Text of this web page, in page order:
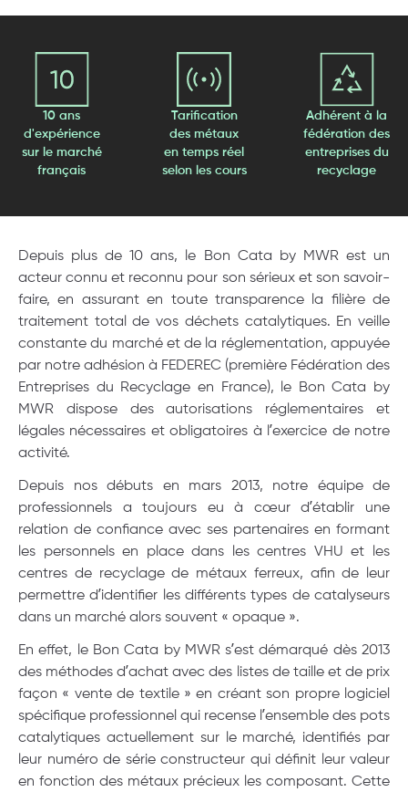
10 ans
d'expérience
sur le marché
français
Tarification
des métaux
en temps réel
selon les cours
Adhérent à la
fédération des
entreprises du
recyclage
Depuis plus de 10 ans, le Bon Cata by MWR est un
acteur connu et reconnu pour son sérieux et son savoir-
faire, en assurant en toute transparence la filière de
traitement total de vos déchets catalytiques. En veille
constante du marché et de la réglementation, appuyée
par notre adhésion à FEDEREC (première Fédération des
Entreprises du Recyclage en France), le Bon Cata by
MWR dispose des autorisations réglementaires et
légales nécessaires et obligatoires à l’exercice de notre
activité.
Depuis nos débuts en mars 2013, notre équipe de
professionnels a toujours eu à cœur d’établir une
relation de confiance avec ses partenaires en formant
les personnels en place dans les centres VHU et les
centres de recyclage de métaux ferreux, afin de leur
permettre d’identifier les différents types de catalyseurs
dans un marché alors souvent « opaque ».
En effet, le Bon Cata by MWR s’est démarqué dès 2013
des méthodes d’achat avec des listes de taille et de prix
façon « vente de textile » en créant son propre logiciel
spécifique professionnel qui recense l’ensemble des pots
catalytiques actuellement sur le marché, identifiés par
leur numéro de série constructeur qui définit leur valeur
en fonction des métaux précieux les composant. Cette